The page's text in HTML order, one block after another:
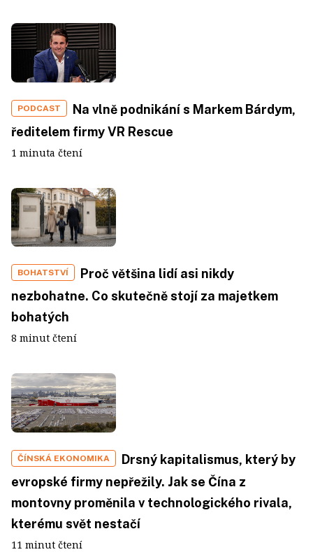
PODCAST
Na vlně podnikání s Markem Bárdym,
ředitelem firmy VR Rescue
1 minuta čtení
BOHATSTVÍ
Proč většina lidí asi nikdy
nezbohatne. Co skutečně stojí za majetkem
bohatých
8 minut čtení
ČÍNSKÁ EKONOMIKA
Drsný kapitalismus, který by
evropské firmy nepřežily. Jak se Čína z
montovny proměnila v technologického rivala,
kterému svět nestačí
11 minut čtení